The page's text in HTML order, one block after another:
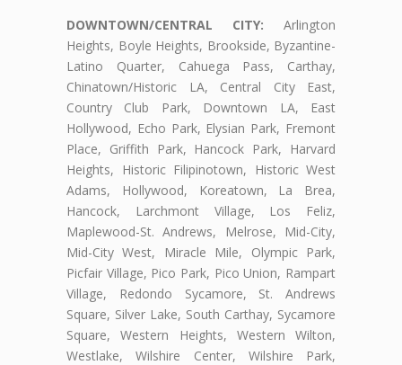
DOWNTOWN/CENTRAL CITY: Arlington
Heights, Boyle Heights, Brookside, Byzantine-
Latino Quarter, Cahuega Pass, Carthay,
Chinatown/Historic LA, Central City East,
Country Club Park, Downtown LA, East
Hollywood, Echo Park, Elysian Park, Fremont
Place, Griffith Park, Hancock Park, Harvard
Heights, Historic Filipinotown, Historic West
Adams, Hollywood, Koreatown, La Brea,
Hancock, Larchmont Village, Los Feliz,
Maplewood-St. Andrews, Melrose, Mid-City,
Mid-City West, Miracle Mile, Olympic Park,
Picfair Village, Pico Park, Pico Union, Rampart
Village, Redondo Sycamore, St. Andrews
Square, Silver Lake, South Carthay, Sycamore
Square, Western Heights, Western Wilton,
Westlake, Wilshire Center, Wilshire Park,